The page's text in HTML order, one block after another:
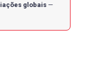
globais